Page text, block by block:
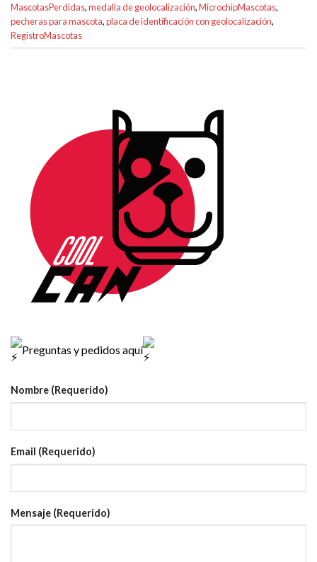
MascotasPerdidas,medalla de geolocalización,MicrochipMascotas,
pecheras para mascota,placa de identificación con geolocalización,
RegistroMascotas
Preguntas y pedidos aquí
Nombre (Requerido)
Email (Requerido)
Mensaje (Requerido)